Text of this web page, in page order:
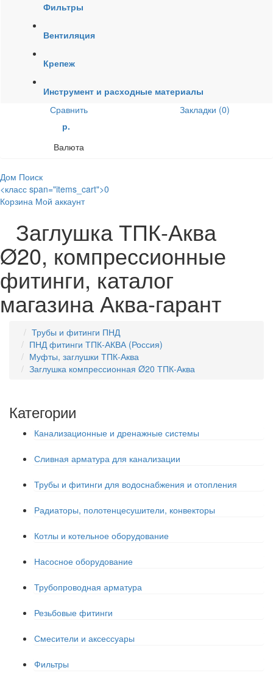
Фильтры
Вентиляция
Крепеж
Инструмент и расходные материалы
Сравнить
Закладки (0)
р.
Валюта
Дом Поиск
<класс span="items_cart">0
Корзина Мой аккаунт
Заглушка ТПК-Аква
Ø20, компрессионные
фитинги, каталог
магазина Аква-гарант
Трубы и фитинги ПНД
ПНД фитинги ТПК-АКВА (Россия)
Муфты, заглушки ТПК-Аква
Заглушка компрессионная Ø20 ТПК-Аква
Категории
Канализационные и дренажные системы
Сливная арматура для канализации
Трубы и фитинги для водоснабжения и отопления
Радиаторы, полотенцесушители, конвекторы
Котлы и котельное оборудование
Насосное оборудование
Трубопроводная арматура
Резьбовые фитинги
Смесители и аксессуары
Фильтры